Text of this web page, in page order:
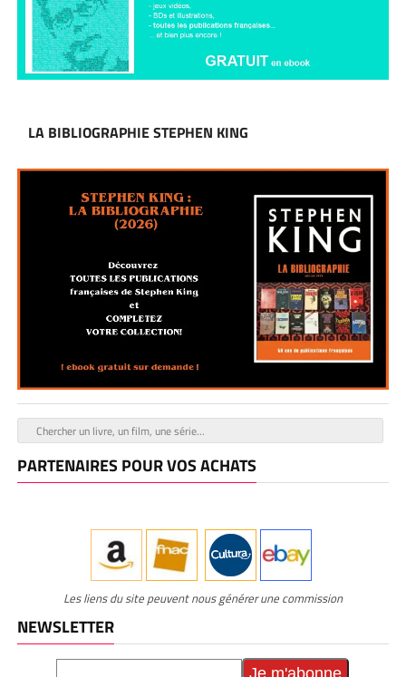
LA BIBLIOGRAPHIE STEPHEN KING
PARTENAIRES POUR VOS ACHATS
Les liens du site peuvent nous générer une commission
NEWSLETTER